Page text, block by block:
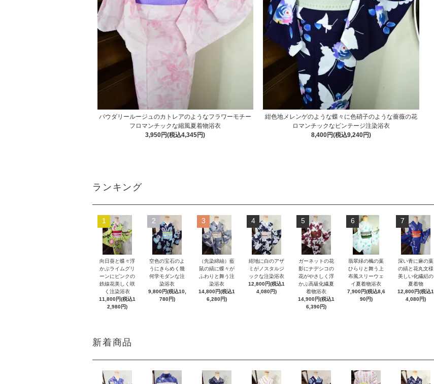
パウダリールージュのカトレアのようなフラワーモチー
フロマンチックな縮風夏着物浴衣
3,950円(税込4,345円)
紺色地メレンゲのような蝶々に色硝子のような薔薇の花
ロマンチックなビンテージ注染浴衣
8,400円(税込9,240円)
ランキング
1
向日葵と蝶々浮
かぶライムグリ
ーンにピンクの
鉄線花美しく咲
く注染浴衣
11,800円(税込1
2,980円)
2
空色の宝石のよ
うにきらめく幾
何学モダンな注
染浴衣
9,800円(税込10,
780円)
3
（先染綿紬）藍
鼠の縞に蝶々が
ふわりと舞う注
染浴衣
14,800円(税込1
6,280円)
4
紺地に白のアザ
ミがノスタルジ
ックな注染浴衣
12,800円(税込1
4,080円)
5
ガーネットの花
影にナデシコの
花がやさしく浮
かぶ高級化繊夏
着物浴衣
14,900円(税込1
6,390円)
6
翡翠緑の楓の葉
ひらりと舞う上
布風スリーウェ
イ夏着物浴衣
7,900円(税込8,6
90円)
7
深い青に麻の葉
の縞と花丸文様
美しい化繊絽の
夏着物
12,800円(税込1
4,080円)
新着商品